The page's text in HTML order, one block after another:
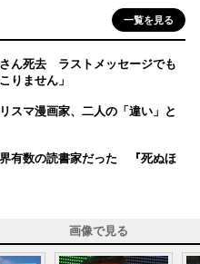
一覧を見る
ん死去 ラストメッセージでも
りません」
マ漫画家、二人の「違い」と
有数の読書家だった 『死ぬほ
画像で見る